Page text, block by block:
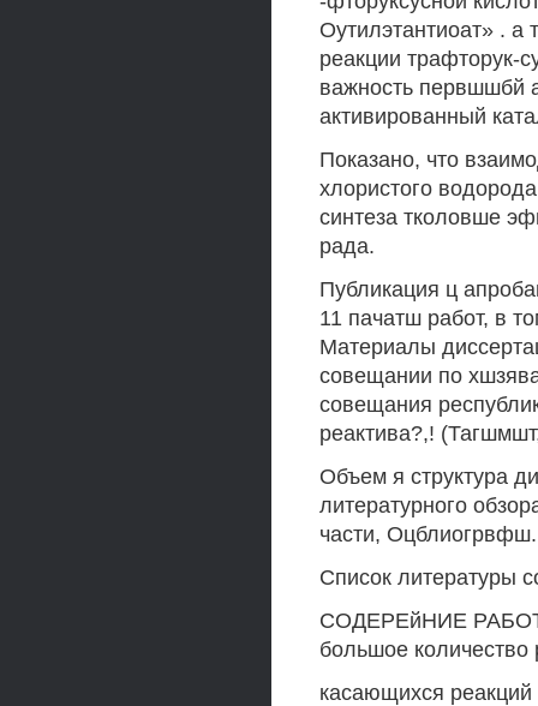
Оутилэтантиоат» . а
реакции трафторук-
важность первшшбй
активированный
Показано, что
хлористого
синтеза тколовше
рада.
Публикация ц
11 пачатш работ, в
Материалы
совещании по
совещания
реактива?,!
Объем я структура
литературного
части,
Список литературы
СОДЕРЕйНИЕ РАБОТЫ
большое количество
касающихся реакций